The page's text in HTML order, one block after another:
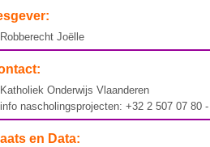
Robberecht Joëlle
Katholiek Onderwijs Vlaanderen
info nascholingsprojecten: +32 2 507 07 80
en Data: